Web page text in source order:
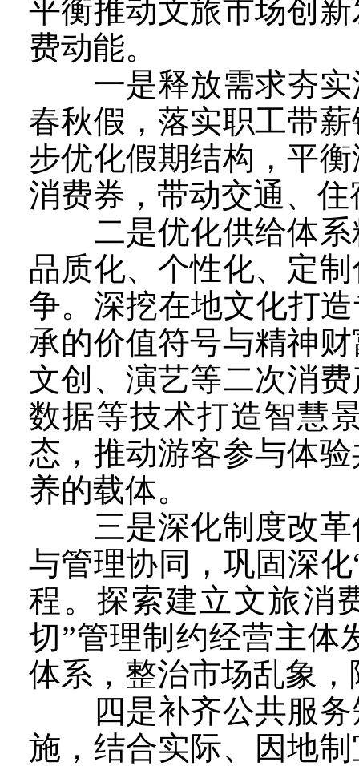
平衡推动文旅市场创
费动能。
一是释放需求夯实
春秋假，落实职工带
步优化假期结构，平
消费券，带动交通、
二是优化供给体系
品质化、个性化、定
争。深挖在地文化打
承的价值符号与精神
文创、演艺等二次消
数据等技术打造智慧
态，推动游客参与体
养的载体。
三是深化制度改革
与管理协同，巩固深
程。探索建立文旅消
切”管理制约经营主体
体系，整治市场乱象
四是补齐公共服务
施，结合实际、因地